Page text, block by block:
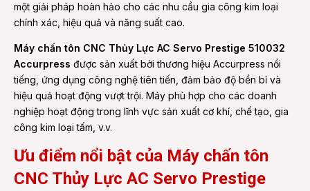
một giải pháp hoàn hảo cho các nhu cầu gia công kim loại
chính xác, hiệu quả và năng suất cao.
Máy chấn tôn CNC Thủy Lực AC Servo Prestige 510032
Accurpress được sản xuất bởi thương hiệu Accurpress nổi
tiếng, ứng dụng công nghệ tiên tiến, đảm bảo độ bền bỉ và
hiệu quả hoạt động vượt trội. Máy phù hợp cho các doanh
nghiệp hoạt động trong lĩnh vực sản xuất cơ khí, chế tạo, gia
công kim loại tấm, v.v.
Ưu điểm nổi bật của Máy chấn tôn
CNC Thủy Lực AC Servo Prestige